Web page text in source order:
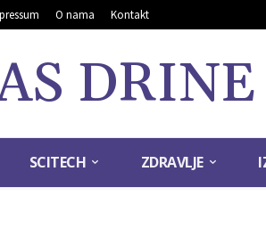
O nama Kontakt
DRINE
SCITECH ZDRAVLJE